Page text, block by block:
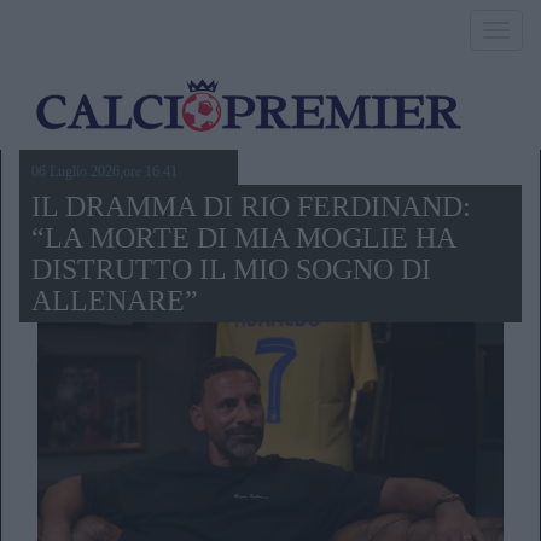
06 Luglio 2026,ore 16.41
IL DRAMMA DI RIO FERDINAND:
“LA MORTE DI MIA MOGLIE HA
DISTRUTTO IL MIO SOGNO DI
ALLENARE”